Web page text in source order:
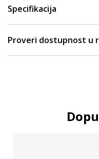
Specifikacija
Proveri dostupnost u